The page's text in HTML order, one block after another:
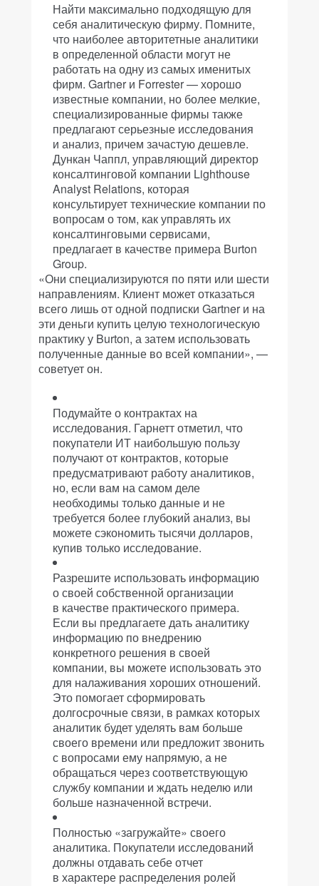
Найти максимально подходящую для
себя аналитическую фирму. Помните,
что наиболее авторитетные аналитики
в определенной области могут не
работать на одну из самых именитых
фирм. Gartner и Forrester — хорошо
известные компании, но более мелкие,
специализированные фирмы также
предлагают серьезные исследования
и анализ, причем зачастую дешевле.
Дункан Чаппл, управляющий директор
консалтинговой компании Lighthouse
Analyst Relations, которая
консультирует технические компании по
вопросам о том, как управлять их
консалтинговыми сервисами,
предлагает в качестве примера Burton
Group.
«Они специализируются по пяти или шести
направлениям. Клиент может отказаться
всего лишь от одной подписки Gartner и на
эти деньги купить целую технологическую
практику у Burton, а затем использовать
полученные данные во всей компании», —
советует он.
Подумайте о контрактах на
исследования. Гарнетт отметил, что
покупатели ИТ наибольшую пользу
получают от контрактов, которые
предусматривают работу аналитиков,
но, если вам на самом деле
необходимы только данные и не
требуется более глубокий анализ, вы
можете сэкономить тысячи долларов,
купив только исследование.
Разрешите использовать информацию
о своей собственной организации
в качестве практического примера.
Если вы предлагаете дать аналитику
информацию по внедрению
конкретного решения в своей
компании, вы можете использовать это
для налаживания хороших отношений.
Это помогает сформировать
долгосрочные связи, в рамках которых
аналитик будет уделять вам больше
своего времени или предложит звонить
с вопросами ему напрямую, а не
обращаться через соответствующую
службу компании и ждать неделю или
больше назначенной встречи.
Полностью «загружайте» своего
аналитика. Покупатели исследований
должны отдавать себе отчет
в характере распределения ролей